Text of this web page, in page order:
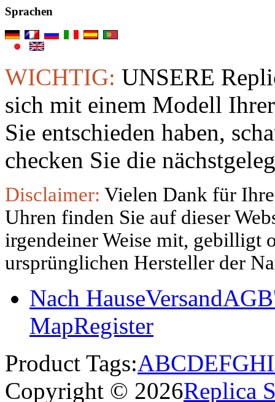
Sprachen
WICHTIG: UNSERE
sich mit einem Modell
Sie entschieden haben,
checken Sie die
Disclaimer: Vielen Dank für
Uhren finden Sie auf dieser
irgendeiner Weise mit, gebilligt
ursprünglichen Hersteller der
Nach HauseVersand
MapRegister
Product Tags:ABCDEFGHI
Copyright © 2026Replica